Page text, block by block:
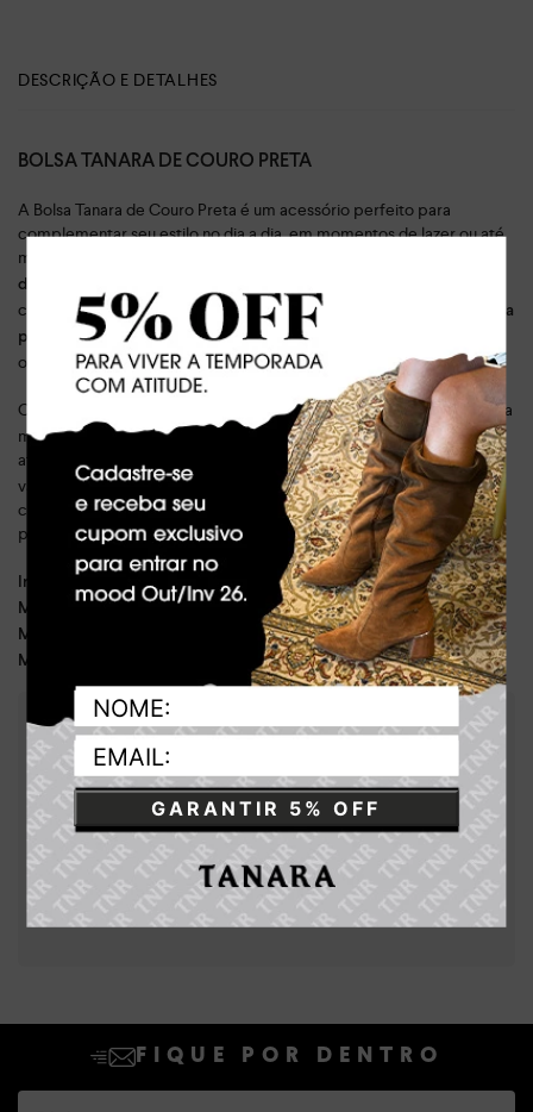
GARANTIR 5% OFF
DESCRIÇÃO E DETALHES
BOLSA TANARA DE COURO PRETA
A Bolsa Tanara de Couro Preta é um acessório perfeito para
complementar seu estilo no dia a dia, em momentos de lazer ou até
mesmo em uma balada. Com
de tecido
conforto e segurança. Além disso,o fechamento em zíper com uma
pequena separação interna com zípermantém seus pertences
organizados e fáceis de encontrar.
O
da bolsa conta com o pin da marca
metalizado e a textura que remete ao matelassê - elegante e
atemporal. Aalça longa ajustável
permite que você use a bolsa de
várias maneiras, como transversal, no ombro ou na mão. Feita de
couro de alta qualidade, essa bolsa é um investimento sofisticado
para o seu guarda-roupa.
Indicado para: Dia a a dia, lazer, balada
Material: Couro
Medida da bolsa:
Medida da alça:
: Preto
Referência :TB2136-00005
Brasil
Indústria Brasileira
NCM:
42022100
GTIN:
Tamanho U 0000900012769
FIQUE POR DENTRO